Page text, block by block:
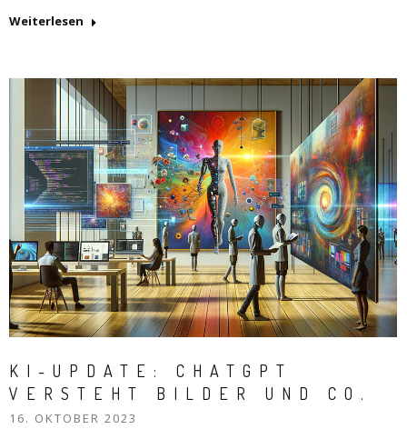
Weiterlesen
KI-UPDATE: CHATGPT
VERSTEHT BILDER UND CO.
16. OKTOBER 2023